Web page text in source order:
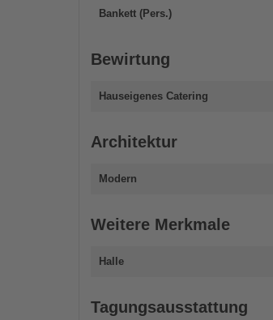
Bankett (Pers.)
Bewirtung
Hauseigenes Catering
Architektur
Modern
Weitere Merkmale
Halle
Tagungsausstattung